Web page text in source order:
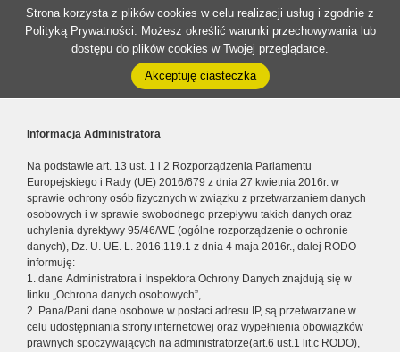
Strona korzysta z plików cookies w celu realizacji usług i zgodnie z
Polityką Prywatności. Możesz określić warunki przechowywania lub
dostępu do plików cookies w Twojej przeglądarce.
Akceptuję ciasteczka
Informacja Administratora
Na podstawie art. 13 ust. 1 i 2 Rozporządzenia Parlamentu
Europejskiego i Rady (UE) 2016/679 z dnia 27 kwietnia 2016r. w
sprawie ochrony osób fizycznych w związku z przetwarzaniem danych
osobowych i w sprawie swobodnego przepływu takich danych oraz
uchylenia dyrektywy 95/46/WE (ogólne rozporządzenie o ochronie
danych), Dz. U. UE. L. 2016.119.1 z dnia 4 maja 2016r., dalej RODO
informuję:
1. dane Administratora i Inspektora Ochrony Danych znajdują się w
linku „Ochrona danych osobowych”,
2. Pana/Pani dane osobowe w postaci adresu IP, są przetwarzane w
celu udostępniania strony internetowej oraz wypełnienia obowiązków
prawnych spoczywających na administratorze(art.6 ust.1 lit.c RODO),